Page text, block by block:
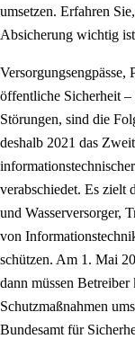
umsetzen. Erfahren
Absicherung wichtig
öffentliche Sicherheit
Störungen, sind die
deshalb 2021 das
verabschiedet. Es zielt
und Wasserversorger,
von
schützen. Am 1. Mai
dann müssen
Schutzmaßnahmen
Bundesamt für